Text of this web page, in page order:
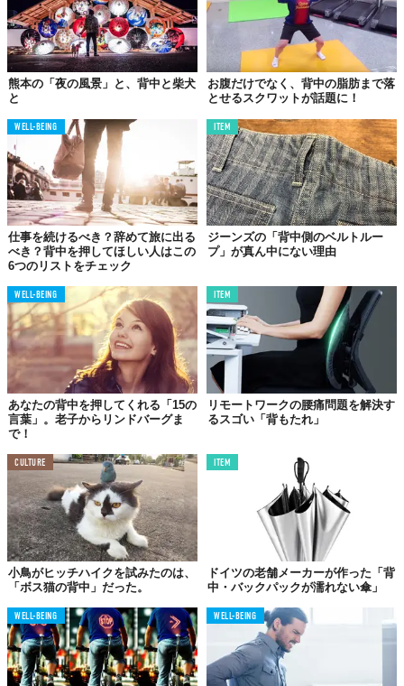
熊本の「夜の風景」と、背中と柴犬
と
お腹だけでなく、背中の脂肪まで落
とせるスクワットが話題に！
WELL-BEING
仕事を続けるべき？辞めて旅に出る
べき？背中を押してほしい人はこの
6つのリストをチェック
ITEM
ジーンズの「背中側のベルトルー
プ」が真ん中にない理由
WELL-BEING
あなたの背中を押してくれる「15の
言葉」。老子からリンドバーグま
で！
ITEM
リモートワークの腰痛問題を解決す
るスゴい「背もたれ」
CULTURE
小鳥がヒッチハイクを試みたのは、
「ボス猫の背中」だった。
ITEM
ドイツの老舗メーカーが作った「背
中・バックパックが濡れない傘」
WELL-BEING WELL-BEING